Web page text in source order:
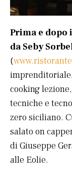
Prima e
da Seby
(
cooking
tecniche e
zero siciliano.
salato on
di Giuseppe
alle Eolie.